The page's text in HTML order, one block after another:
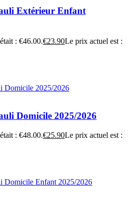
Extérieur Enfant
: €46.00.€23.90Le prix actuel est :
Domicile 2025/2026
: €48.00.€25.90Le prix actuel est :